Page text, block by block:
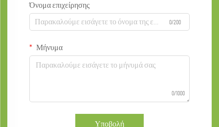
Όνομα επιχείρησης
0/200
Μήνυμα
0/1000
Υποβολή